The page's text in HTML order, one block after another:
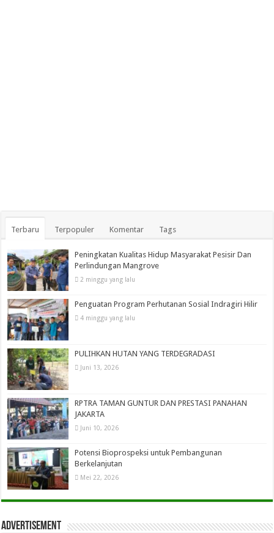
Terbaru Terpopuler Komentar Tags
Peningkatan Kualitas Hidup Masyarakat Pesisir Dan
Perlindungan Mangrove
2 minggu yang lalu
Penguatan Program Perhutanan Sosial Indragiri Hilir
4 minggu yang lalu
PULIHKAN HUTAN YANG TERDEGRADASI
Juni 13, 2026
RPTRA TAMAN GUNTUR DAN PRESTASI PANAHAN
JAKARTA
Juni 10, 2026
Potensi Bioprospeksi untuk Pembangunan
Berkelanjutan
Mei 22, 2026
Advertisement